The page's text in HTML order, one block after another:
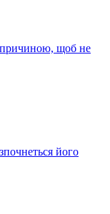
щоб не
його